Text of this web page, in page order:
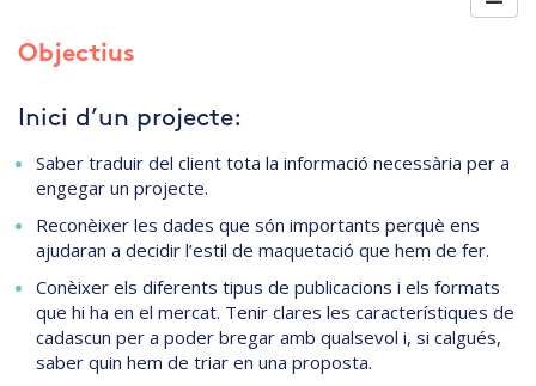
Objectius
Inici d’un projecte:
Saber traduir del client tota la informació necessària per a
engegar un projecte.
Reconèixer les dades que són importants perquè ens
ajudaran a decidir l’estil de maquetació que hem de fer.
Conèixer els diferents tipus de publicacions i els formats
que hi ha en el mercat. Tenir clares les característiques de
cadascun per a poder bregar amb qualsevol i, si calgués,
saber quin hem de triar en una proposta.